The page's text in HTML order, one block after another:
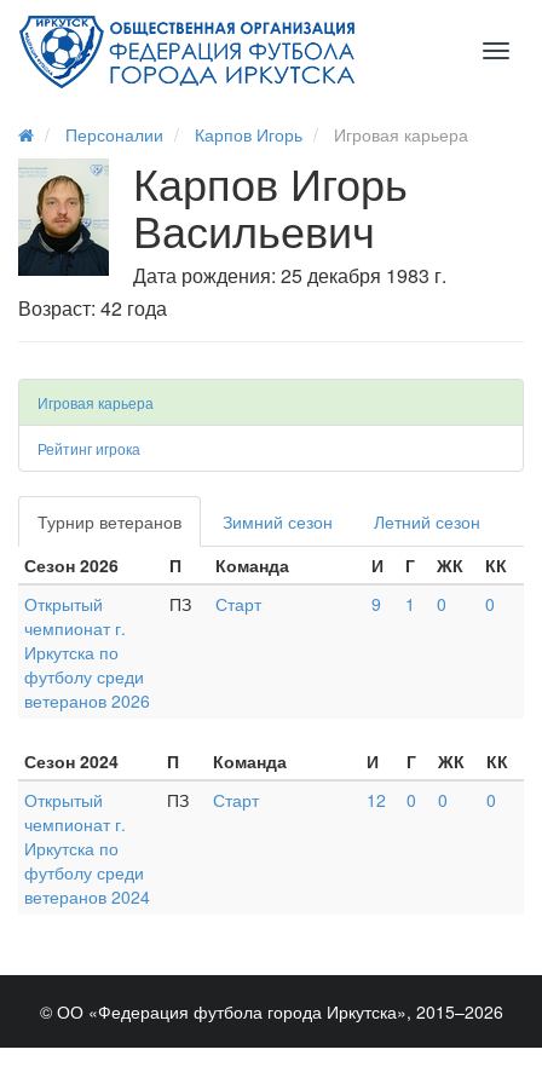
Персоналии Карпов Игорь Игровая карьера
Карпов Игорь
Васильевич
Дата рождения: 25 декабря 1983 г.
Возраст: 42 года
Игровая карьера
Рейтинг игрока
Турнир ветеранов Зимний сезон
Летний сезон
Сезон 2026
П Команда И Г ЖК
КК
Открытый
чемпионат г.
Иркутска по
футболу среди
ветеранов 2026
ПЗ Старт 9 1 0 0
Сезон 2024 П Команда И Г ЖК
КК
Открытый
чемпионат г.
Иркутска по
футболу среди
ветеранов 2024
ПЗ Старт 12 0 0 0
© ОО «Федерация футбола города Иркутска», 2015–2026